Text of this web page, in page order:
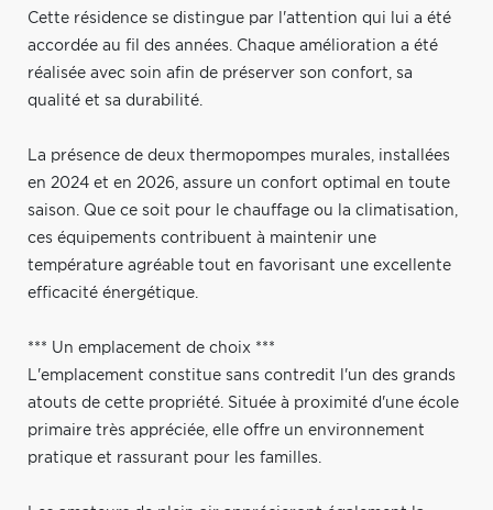
Cette résidence se distingue par l'attention qui lui a été
accordée au fil des années. Chaque amélioration a été
réalisée avec soin afin de préserver son confort, sa
qualité et sa durabilité.
La présence de deux thermopompes murales, installées
en 2024 et en 2026, assure un confort optimal en toute
saison. Que ce soit pour le chauffage ou la climatisation,
ces équipements contribuent à maintenir une
température agréable tout en favorisant une excellente
efficacité énergétique.
*** Un emplacement de choix ***
L'emplacement constitue sans contredit l'un des grands
atouts de cette propriété. Située à proximité d'une école
primaire très appréciée, elle offre un environnement
pratique et rassurant pour les familles.